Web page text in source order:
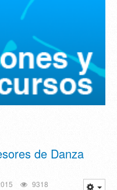
de Danza
9318